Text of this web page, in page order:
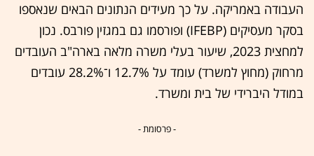
העבודה באמריקה. על כך מעידים הנתונים הבאים שנאספו
בסקר מעסיקים (IFEBP) ופורסמו גם במגזין פורבס. נכון
למחצית 2023, שיעור בעלי משרה מלאה בארה"ב העובדים
מרחוק (מחוץ למשרד) עומד על 12.7% ו־28.2% עובדים
במודל היברידי של בית ומשרד.
- פרסומת -